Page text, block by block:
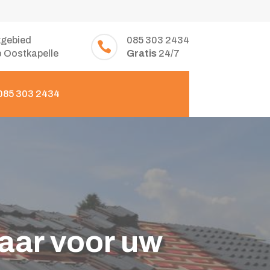
Oostkapelle

085 303 2434
Gratis24/7
303 2434
voor uw